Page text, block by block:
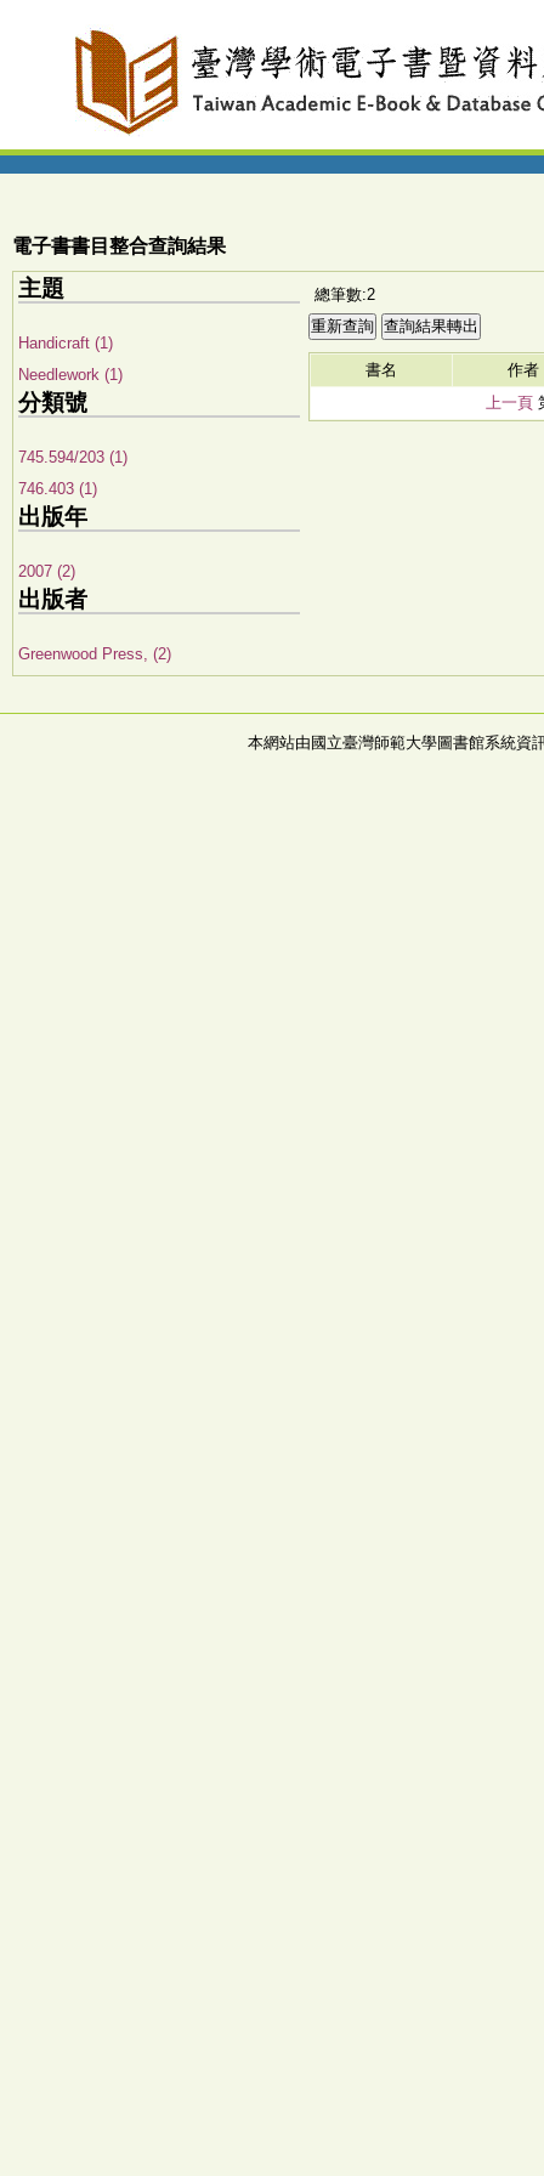
電子書書目整合查詢結果
主題
Handicraft (1)
Needlework (1)
分類號
745.594/203 (1)
746.403 (1)
出版年
2007 (2)
出版者
Greenwood Press, (2)
總筆數:2
書名
作者
上一頁
本網站由國立臺灣師範大學圖書館系統資